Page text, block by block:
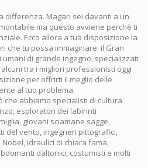
differenza. Magari sei davanti a un
ma questo avviene perchè ti
Ecco allora a tua disposizione la
che tu possa immaginare: il Gran
umani di grande ingegno, specializzati
tra i migliori professionisti oggi
per offrirti il meglio delle
al tuo problema.
abbiamo specialisti di cultura
esploratori dei labirinti
giovani sciamane sagge,
del vento, ingegneri pittografici,
idraulici di chiara fama,
daltonici, costumisti e molti